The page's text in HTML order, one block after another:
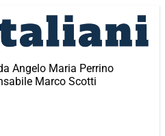
Angelo Maria Perrino
Marco Scotti